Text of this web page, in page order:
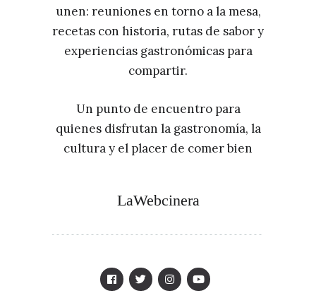
unen: reuniones en torno a la mesa,
recetas con historia, rutas de sabor y
experiencias gastronómicas para
compartir.
Un punto de encuentro para
quienes disfrutan la gastronomía, la
cultura y el placer de comer bien
LaWebcinera